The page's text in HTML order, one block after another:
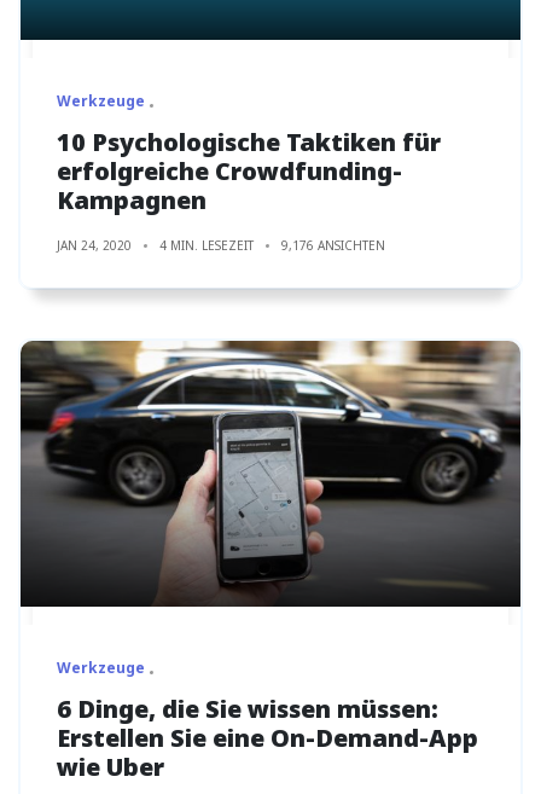
Werkzeuge
10 Psychologische Taktiken für
erfolgreiche Crowdfunding-
Kampagnen
JAN 24, 2020 4 MIN. LESEZEIT 9,176 ANSICHTEN
Werkzeuge
6 Dinge, die Sie wissen müssen:
Erstellen Sie eine On-Demand-App
wie Uber